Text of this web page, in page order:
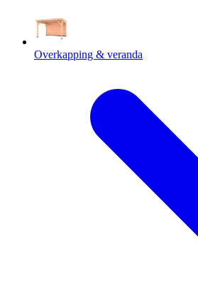
Overkapping & veranda